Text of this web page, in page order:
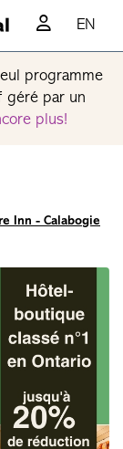
EN
programme
géré par un
plus!
Inn - Calabogie